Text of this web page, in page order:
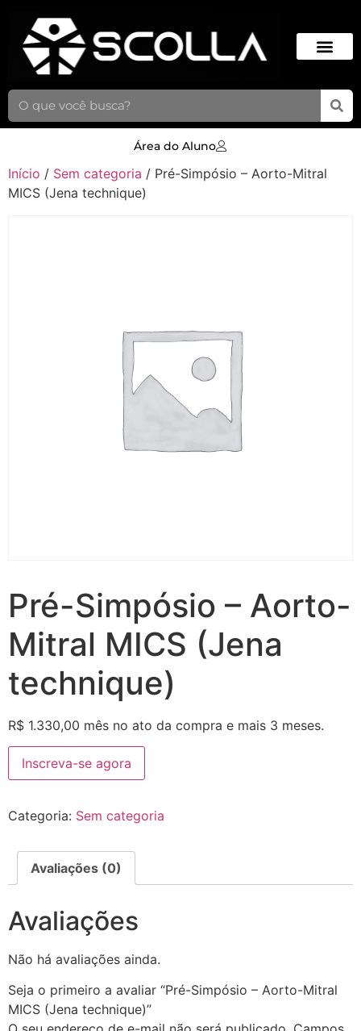
Área do Aluno
Início / Sem categoria / Pré-Simpósio – Aorto-Mitral
MICS (Jena technique)
Pré-Simpósio – Aorto-
Mitral MICS (Jena
technique)
R$ 1.330,00 mês no ato da compra e mais 3 meses.
Inscreva-se agora
Categoria: Sem categoria
Avaliações (0)
Avaliações
Não há avaliações ainda.
Seja o primeiro a avaliar “Pré-Simpósio – Aorto-Mitral
MICS (Jena technique)”